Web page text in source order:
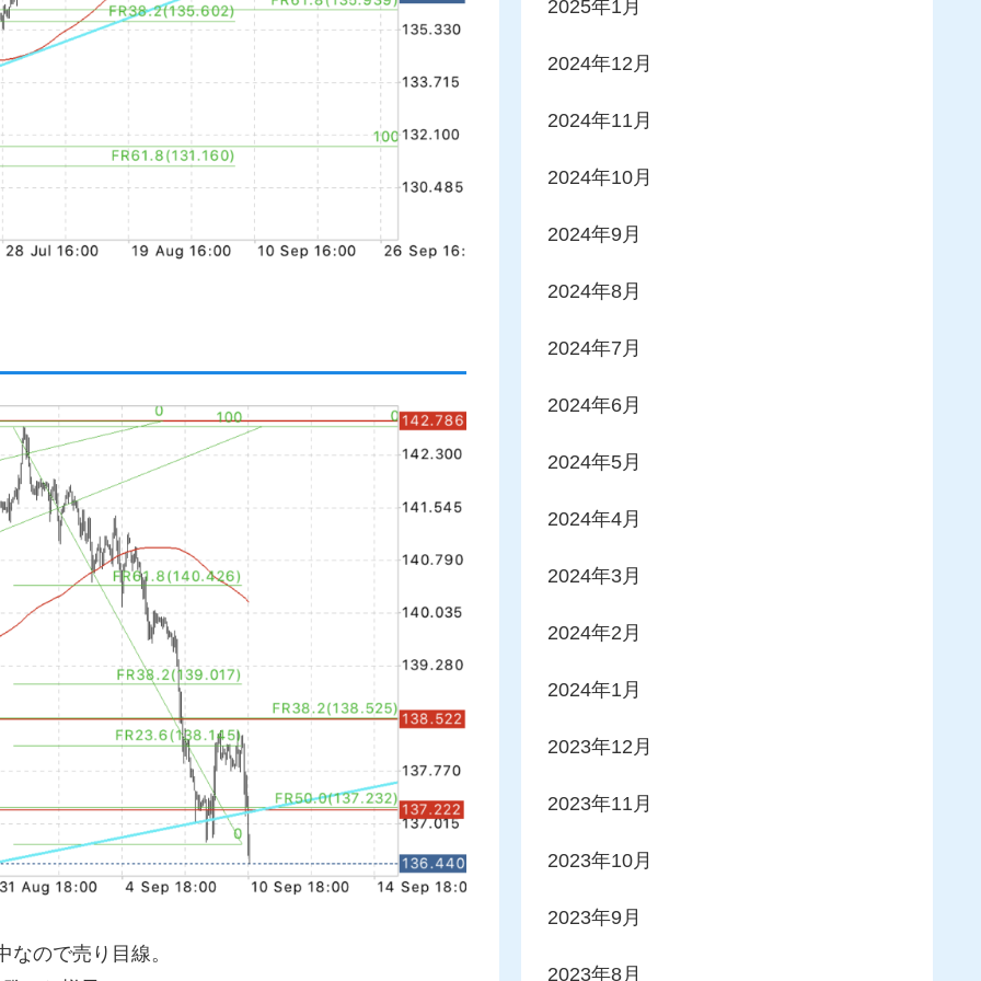
ので売り目線。
2025年1月
2024年12月
2024年11月
2024年10月
2024年9月
2024年8月
2024年7月
2024年6月
2024年5月
2024年4月
2024年3月
2024年2月
2024年1月
2023年12月
2023年11月
2023年10月
2023年9月
2023年8月